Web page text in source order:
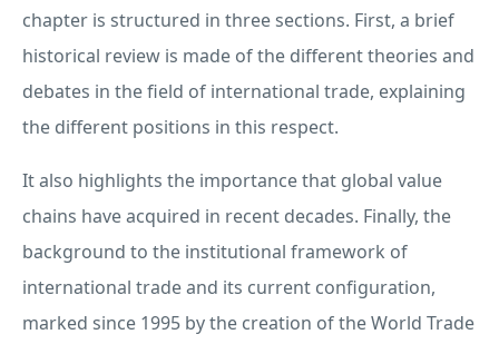
chapter is structured in three sections. First, a brief
historical review is made of the different theories and
debates in the field of international trade, explaining
the different positions in this respect.
It also highlights the importance that global value
chains have acquired in recent decades. Finally, the
background to the institutional framework of
international trade and its current configuration,
marked since 1995 by the creation of the World Trade